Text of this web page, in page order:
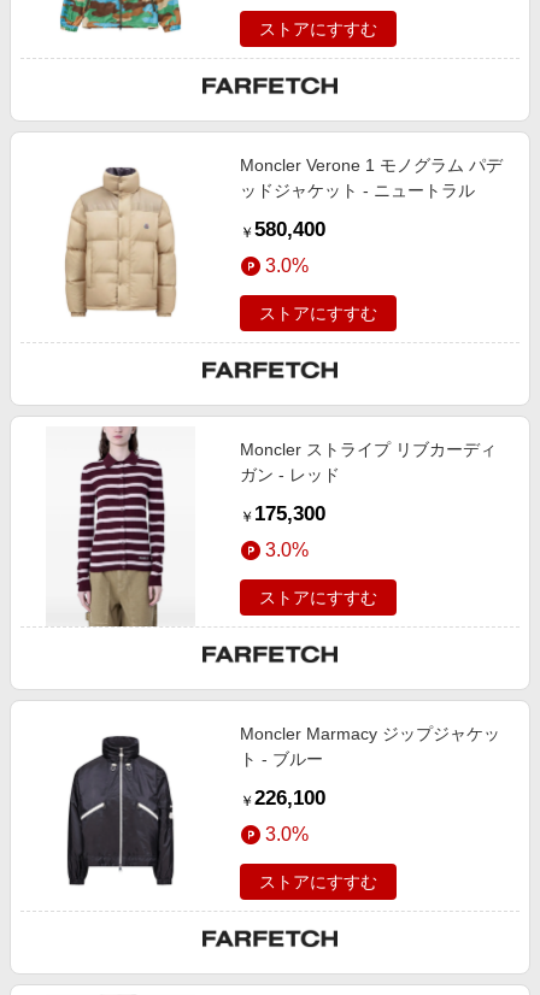
ストアにすすむ
Moncler Verone 1 モノグラム パデ
ッドジャケット - ニュートラル
￥ 580,400
3.0%
ストアにすすむ
Moncler ストライプ リブカーディ
ガン - レッド
￥ 175,300
3.0%
ストアにすすむ
Moncler Marmacy ジップジャケッ
ト - ブルー
￥ 226,100
3.0%
ストアにすすむ